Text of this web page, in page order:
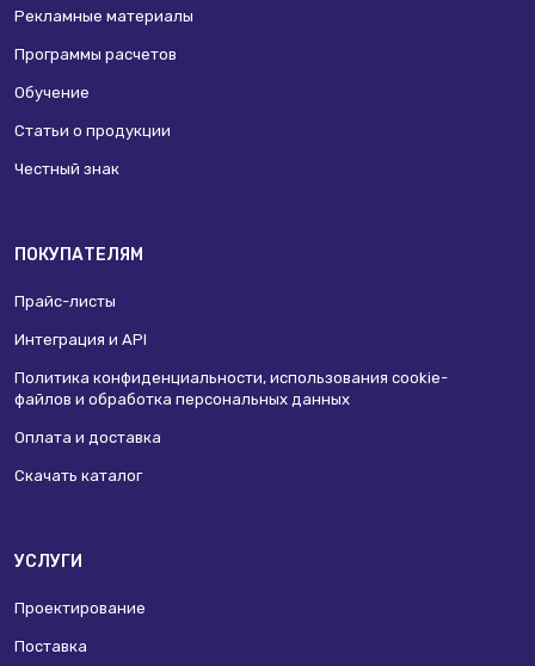
Рекламные материалы
Программы расчетов
Обучение
Статьи о продукции
Честный знак
ПОКУПАТЕЛЯМ
Прайс-листы
Интеграция и API
Политика конфиденциальности, использования сookie-
файлов и обработка персональных данных
Оплата и доставка
Скачать каталог
УСЛУГИ
Проектирование
Поставка